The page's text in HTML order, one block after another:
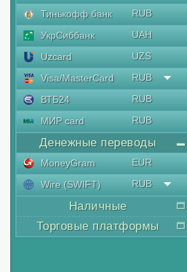
Тинькофф банк
RUB
УкрСиббанк
UAH
Uzcard
UZS
Visa/MasterCard
RUB
ВТБ24
RUB
МИР card
RUB
Денежные переводы
MoneyGram
EUR
Wire (SWIFT)
RUB
Наличные
Торговые платформы